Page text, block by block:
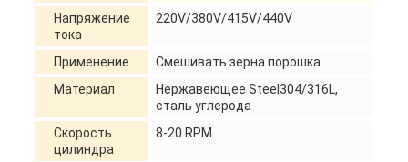
Напряжение
тока
220V/380V/415V/440V
Применение
Смешивать зерна порошка
Материал
Нержавеющее Steel304/316L,
сталь углерода
Скорость
цилиндра
8-20 RPM